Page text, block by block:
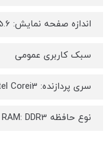
اندازه صفحه نمایش: 15.6 اینچ
سبک کاربری عمومی
سری پردازنده: Intel Corei3
نوع حافظه RAM: DDR3